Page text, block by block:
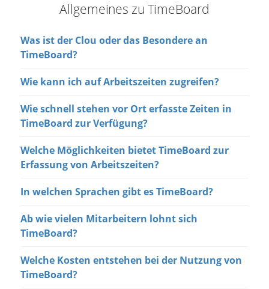
Allgemeines zu TimeBoard
Was ist der Clou oder das Besondere an
TimeBoard?
Wie kann ich auf Arbeitszeiten zugreifen?
Wie schnell stehen vor Ort erfasste Zeiten in
TimeBoard zur Verfügung?
Welche Möglichkeiten bietet TimeBoard zur
Erfassung von Arbeitszeiten?
In welchen Sprachen gibt es TimeBoard?
Ab wie vielen Mitarbeitern lohnt sich
TimeBoard?
Welche Kosten entstehen bei der Nutzung von
TimeBoard?